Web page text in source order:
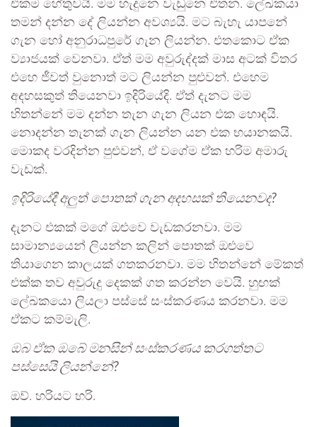
එකම හේතුවයි. මම හැදුනෙ වැඩුනෙ එතන. ලේඛකයා
තමන් දන්න දේ ලියන්න අවශ්‍යයි. මට බැහැ යාපනේ
ගැන හෝ අනුරාධපුරේ ගැන ලියන්න. එතකොට ඒක
ව්‍යාජයක් වෙනවා. ඒත් මම අවුරුද්දක් මාස අටක් විතර
එහෙ ජීවත් වුනොත් මට ලියන්න පුළුවන්. එහෙම
අදහසකුත් තියෙනවා ඉදිරියේදි. ඒත් දැනට මම
හිතන්නේ මම දන්න තැන ගැන ලියන එක හොඳයි.
නොදන්න තැනක් ගැන ලියන්න යන එක භයානකයි.
මොකද වරදින්න පුළුවන්, ඒ වගේම ඒක හරිම අමාරු
වැඩක්.
ඉදිරියේදී අලුත් පොතක් ගැන අදහසක් තියෙනවද?
දැනට එකක් මගේ ඔළුවෙ වැඩකරනවා. මම
සාමාන්‍යයෙන් ලියන්න කලින් පොතක් ඔළුවෙ
තියාගෙන කාලයක් ගතකරනවා. මම හිතන්නේ මේකත්
එක්ක තව අවුරුදු දෙකක් ගත කරන්න වෙයි. හුඟක්
ලේඛකයො ලියලා පස්සේ සංස්කරණය කරනවා. මම
ඒකට කම්මැලි.
ඔබ ඒක ඔබේ මනසින් සංස්කරණය කරගත්තට
පස්සෙයි ලියන්නේ?
ඔව්. හරියට හරි.